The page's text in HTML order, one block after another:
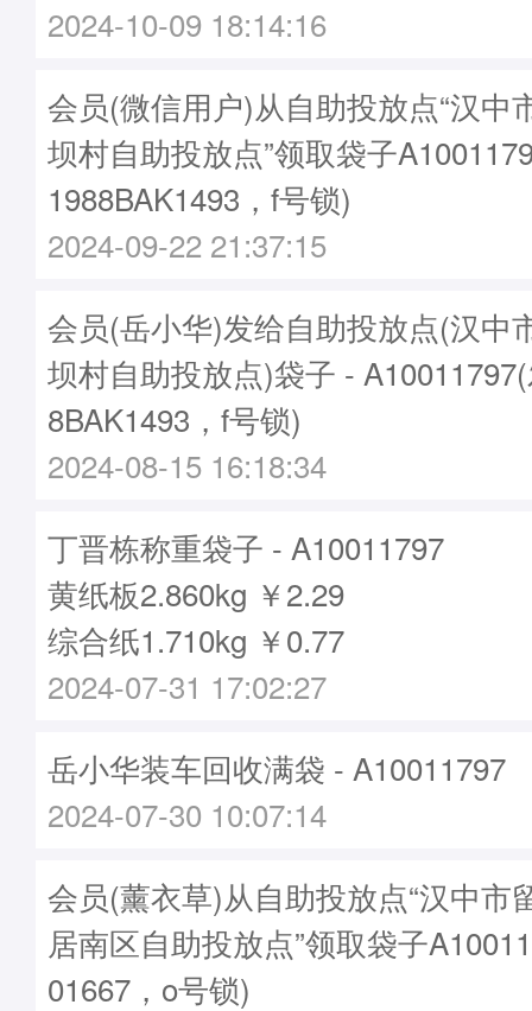
2024-10-09 18:14:16
会员(微信用户)从自助投放点“汉中
坝村自助投放点”领取袋子
1988BAK1493，f号锁)
2024-09-22 21:37:15
会员(岳小华)发给自助投放点(汉中
坝村自助投放点)袋子 -
8BAK1493，f号锁)
2024-08-15 16:18:34
丁晋栋称重袋子 - A10011797
黄纸板2.860kg ￥2.29
综合纸1.710kg ￥0.77
2024-07-31 17:02:27
岳小华装车回收满袋 - A10011797
2024-07-30 10:07:14
会员(薰衣草)从自助投放点“汉中市
居南区自助投放点”领取袋子
01667，o号锁)